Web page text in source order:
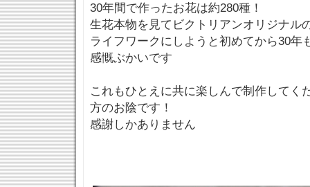
30年間で作ったお花は約280種！
生花本物を見てビクトリアンオリジナル
ライフワークにしようと初めてから30年
感慨ぶかいです
これもひとえに共に楽しんで制作してく
方のお陰です！
感謝しかありません